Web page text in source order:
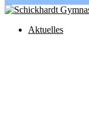
Aktuelles